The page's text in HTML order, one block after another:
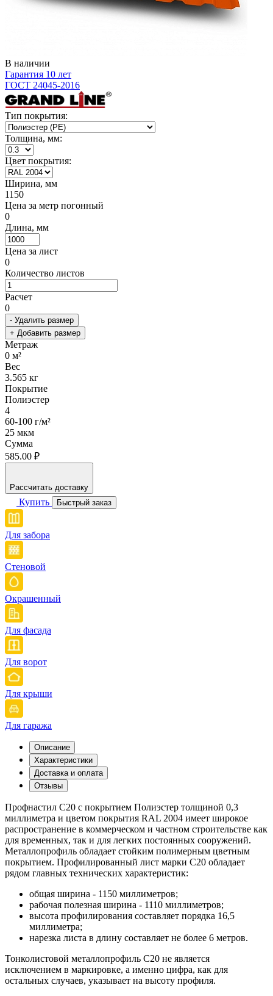
В наличии
Гарантия 10 лет
ГОСТ 24045-2016
Тип покрытия:
Толщина, мм:
Цвет покрытия:
Ширина, мм
1150
Цена за метр погонный
0
Длина, мм
Цена за лист
0
Количество листов
Расчет
0
- Удалить размер
+ Добавить размер
Метраж
0 м²
Вес
3.565 кг
Покрытие
Полиэстер
4
60-100 г/м²
25 мкм
Сумма
585.00 ₽
Рассчитать доставку
Купить Быстрый заказ
Для забора
Стеновой
Окрашенный
Для фасада
Для ворот
Для крыши
Для гаража
Описание
Характеристики
Доставка и оплата
Отзывы
Профнастил С20 с покрытием Полиэстер толщиной 0,3
миллиметра и цветом покрытия RAL 2004 имеет широкое
распространение в коммерческом и частном строительстве как
для временных, так и для легких постоянных сооружений.
Металлопрофиль обладает стойким полимерным цветным
покрытием. Профилированный лист марки С20 обладает
рядом главных технических характеристик:
общая ширина - 1150 миллиметров;
рабочая полезная ширина - 1110 миллиметров;
высота профилирования составляет порядка 16,5
миллиметра;
нарезка листа в длину составляет не более 6 метров.
Тонколистовой металлопрофиль С20 не является
исключением в маркировке, а именно цифра, как для
остальных случаев, указывает на высоту профиля.